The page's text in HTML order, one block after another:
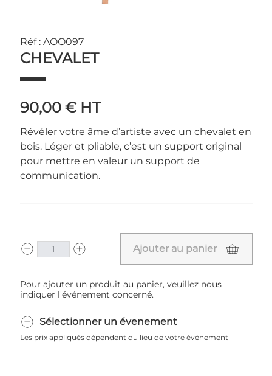
Réf : AOO097
CHEVALET
90,00 € HT
Révéler votre âme d’artiste avec un chevalet en
bois. Léger et pliable, c’est un support original
pour mettre en valeur un support de
communication.
Ajouter au panier
Pour ajouter un produit au panier, veuillez nous
indiquer l'événement concerné.
Sélectionner un évenement
Les prix appliqués dépendent du lieu de votre événement